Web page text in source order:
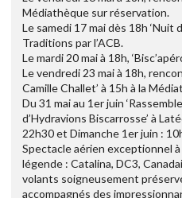
Médiathèque sur réservation.
Le samedi 17 mai dès 18h ‘Nuit
Traditions par l’ACB.
Le mardi 20 mai à 18h,
Le vendredi 23 mai à 18h,
Camille Challet’ à 15h à la
Du 31 mai au 1er juin
d’Hydravions Biscarrosse’ à
22h30 et Dimanche 1er juin :
Spectacle aérien exceptionnel
légende : Catalina, DC3,
volants soigneusement
accompagnés des